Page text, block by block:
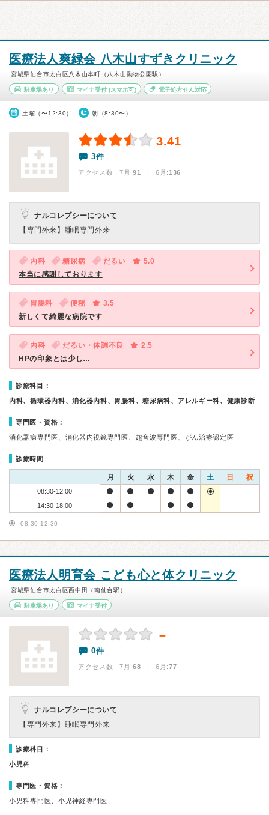
医療法人爽緑会 八木山すずきクリニック
宮城県仙台市太白区八木山本町（八木山動物公園駅）
駐車場あり マイナ受付(スマホ可) 電子処方せん対応
土曜（〜12:30） 朝（8:30〜）
3.41
3件
アクセス数 7月:91 | 6月:136
ナルコレプシーについて
【専門外来】 睡眠専門外来
内科 糖尿病 だるい
5.0
本当に感謝しております
胃腸科 便秘
3.5
新しくて綺麗な病院です
内科 だるい・体調不良
2.5
HPの印象とは少し…
診療科目：
内科、循環器内科、消化器内科、胃腸科、糖尿病科、アレルギー科、健康診断
専門医・資格：
消化器病専門医、消化器内視鏡専門医、超音波専門医、がん治療認定医
診療時間
月 火 水 木 金 土 日 祝
08:30-12:00
14:30-18:00
08:30-12:30
医療法人明育会 こども心と体クリニック
宮城県仙台市太白区西中田（南仙台駅）
駐車場あり マイナ受付
－
0件
アクセス数 7月:68 | 6月:77
ナルコレプシーについて
【専門外来】 睡眠専門外来
診療科目：
小児科
専門医・資格：
小児科専門医、小児神経専門医